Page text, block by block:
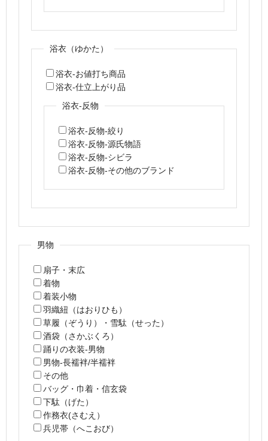
浴衣（ゆかた）
浴衣-お値打ち商品
浴衣-仕立上がり品
浴衣-反物
浴衣-反物-絞り
浴衣-反物-源氏物語
浴衣-反物-シビラ
浴衣-反物-その他のブランド
男物
扇子・末広
着物
着装小物
羽織紐（はおりひも）
草履（ぞうり）・雪駄（せった）
酒袋（さかぶくろ）
踊りの衣装-男物
男物-長襦袢/半襦袢
その他
バッグ・巾着・信玄袋
下駄（げた）
作務衣(さむえ）
兵児帯（へこおび）